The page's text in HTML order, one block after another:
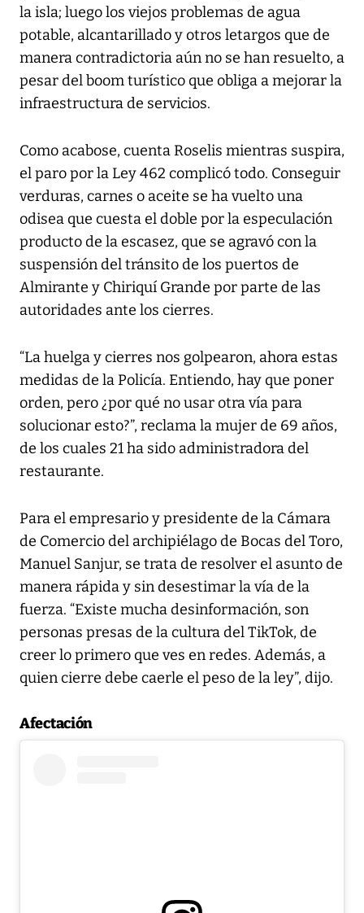
la isla; luego los viejos problemas de agua
potable, alcantarillado y otros letargos que de
manera contradictoria aún no se han resuelto, a
pesar del boom turístico que obliga a mejorar la
infraestructura de servicios.
Como acabose, cuenta Roselis mientras suspira,
el paro por la Ley 462 complicó todo. Conseguir
verduras, carnes o aceite se ha vuelto una
odisea que cuesta el doble por la especulación
producto de la escasez, que se agravó con la
suspensión del tránsito de los puertos de
Almirante y Chiriquí Grande por parte de las
autoridades ante los cierres.
“La huelga y cierres nos golpearon, ahora estas
medidas de la Policía. Entiendo, hay que poner
orden, pero ¿por qué no usar otra vía para
solucionar esto?”, reclama la mujer de 69 años,
de los cuales 21 ha sido administradora del
restaurante.
Para el empresario y presidente de la Cámara
de Comercio del archipiélago de Bocas del Toro,
Manuel Sanjur, se trata de resolver el asunto de
manera rápida y sin desestimar la vía de la
fuerza. “Existe mucha desinformación, son
personas presas de la cultura del TikTok, de
creer lo primero que ves en redes. Además, a
quien cierre debe caerle el peso de la ley”, dijo.
Afectación